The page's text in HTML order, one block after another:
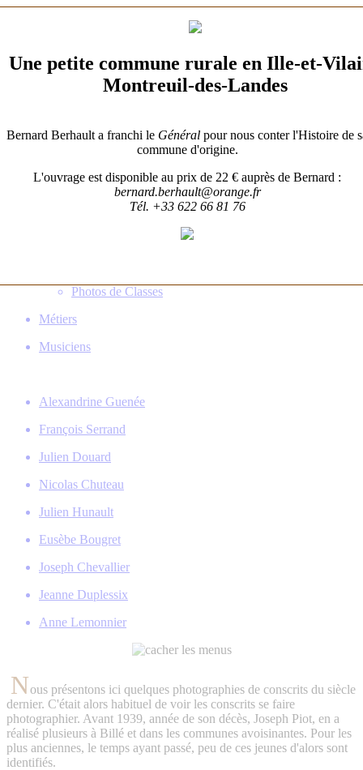
Patrimoine
Familles
Population
Démographie
Qui vivait là?
Photos de Classes
Métiers
Musiciens
Alexandrine Guenée
François Serrand
Julien Douard
Nicolas Chuteau
Julien Hunault
Eusèbe Bougret
Joseph Chevallier
Jeanne Duplessix
Anne Lemonnier
Nous présentons ici quelques photographies de conscrits du siècle
dernier. C'était alors habituel de voir les conscrits se faire
photographier. Avant 1939, année de son décès, Joseph Piot, en a
réalisé plusieurs à Billé et dans les communes avoisinantes. Pour les
plus anciennes, le temps ayant passé, peu de ces jeunes d'alors sont
identifiés.
Une petite commune rurale en Ille-et-
Montreuil-des-Landes
Bernard Berhault a franchi le Général pour nous conter l'Histoire de
commune d'origine.
L'ouvrage est disponible au prix de 22 € auprès de Bernard :
bernard.berhault@orange.fr
Tél. +33 622 66 81 76